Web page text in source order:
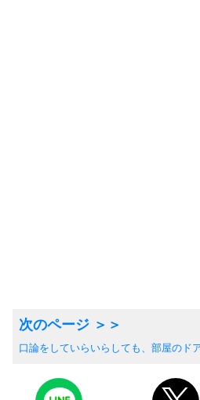
口論をしていらいらしても、部屋のド